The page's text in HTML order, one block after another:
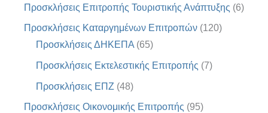
Προσκλήσεις Επιτροπής Τουριστικής Ανάπτυξης (6)
Προσκλήσεις Καταργημένων Επιτροπών (120)
Προσκλήσεις ΔΗΚΕΠΑ (65)
Προσκλήσεις Εκτελεστικής Επιτροπής (7)
Προσκλήσεις ΕΠΖ (48)
Προσκλήσεις Οικονομικής Επιτροπής (95)